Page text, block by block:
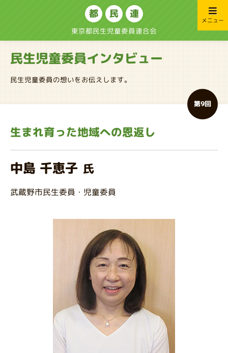
都 民 連
東京都民生児童委員連合会
民生児童委員インタビュー
民生児童委員の想いをお伝えします。
第9回
生まれ育った地域への恩返し
中島 千恵子 氏
武蔵野市民生委員・児童委員
メニュー